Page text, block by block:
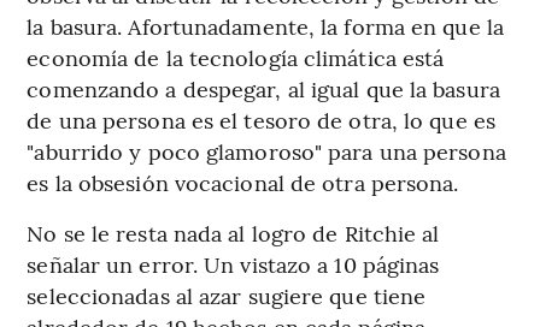
la basura. Afortunadamente, la forma en que la
economía de la tecnología climática está
comenzando a despegar, al igual que la basura
de una persona es el tesoro de otra, lo que es
"aburrido y poco glamoroso" para una persona
es la obsesión vocacional de otra persona.
No se le resta nada al logro de Ritchie al
señalar un error. Un vistazo a 10 páginas
seleccionadas al azar sugiere que tiene